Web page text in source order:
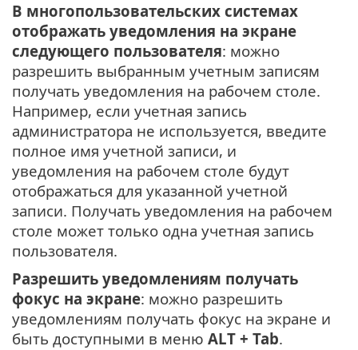
В многопользовательских системах
отображать уведомления на экране
следующего пользователя: можно
разрешить выбранным учетным записям
получать уведомления на рабочем столе.
Например, если учетная запись
администратора не используется, введите
полное имя учетной записи, и
уведомления на рабочем столе будут
отображаться для указанной учетной
записи. Получать уведомления на рабочем
столе может только одна учетная запись
пользователя.
Разрешить уведомлениям получать
фокус на экране: можно разрешить
уведомлениям получать фокус на экране и
быть доступными в меню ALT + Tab.